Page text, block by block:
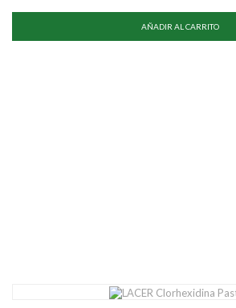
AÑADIR AL CARRITO